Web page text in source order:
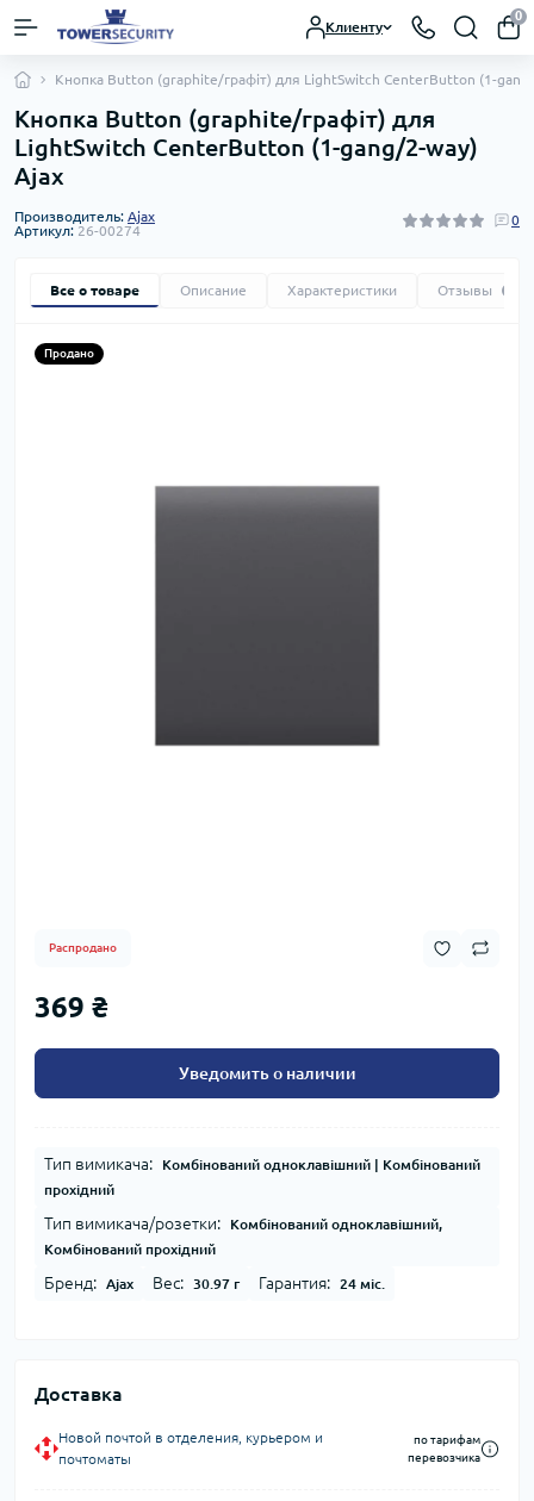
Клиенту
0
Кнопка Button (graphite/графіт) для LightSwitch CenterButton (1-
Кнопка Button (graphite/графіт) для
LightSwitch CenterButton (1-gang/2-way)
Ajax
Производитель: Ajax
Артикул: 26-00274
0
Все о товаре Описание Характеристики Отзывы
Продано
Распродано
369 ₴
Уведомить о наличии
Тип вимикача:
Комбінований одноклавішний | Комбінований
прохідний
Тип вимикача/розетки:
Комбінований одноклавішний,
Комбінований прохідний
Бренд: Ajax Вес: 30.97 г Гарантия: 24 міс.
Доставка
Новой почтой в отделения, курьером и
почтоматы
по тарифам
перевозчика